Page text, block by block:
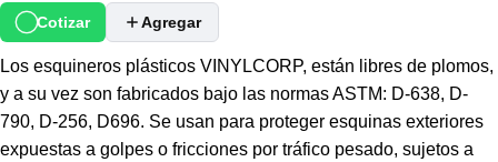
Cotizar Agregar
Los esquineros plásticos VINYLCORP, están libres de plomos,
y a su vez son fabricados bajo las normas ASTM: D-638, D-
790, D-256, D696. Se usan para proteger esquinas exteriores
expuestas a golpes o fricciones por tráfico pesado, sujetos a